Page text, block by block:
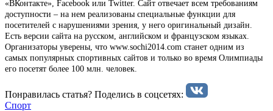
«ВКонтакте», Facebook или Twitter. Сайт отвечает всем требованиям
доступности – на нем реализованы специальные функции для
посетителей с нарушениями зрения, у него оригинальный дизайн.
Есть версии сайта на русском, английском и французском языках.
Организаторы уверены, что www.sochi2014.com станет одним из
самых популярных спортивных сайтов и только во время Олимпиады
его посетят более 100 млн. человек.
Понравилась статья? Поделиcь в соцсетях:
Спорт